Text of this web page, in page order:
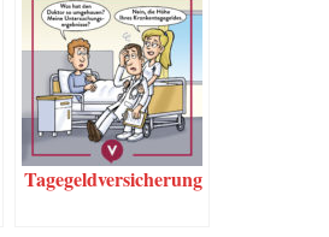
Tage­geld­ver­si­che­rung